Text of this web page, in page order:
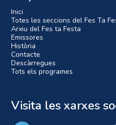
Inici
Totes les seccions del Fes Ta
Arxiu del Fes ta Festa
Emissores
Història
Contacte
Descàrregues
Tots els programes
Visita les xarxes